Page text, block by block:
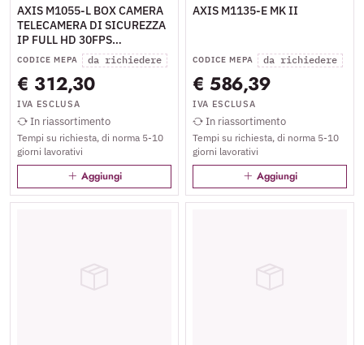
AXIS M1055-L BOX CAMERA
TELECAMERA DI SICUREZZA
IP FULL HD 30FPS
MICROFONO E
ALTOPARLANTI
INCORPORATI LETTORE DI
SCHEDE MICRO SD PORTA
MODALITA GIORNO NOTTE
BIANCO
CODICE MEPA da richiedere
€ 312,30
IVA ESCLUSA
In riassortimento
Tempi su richiesta, di norma 5-10
giorni lavorativi
Aggiungi
AXIS M1135-E MK II
CODICE MEPA da richiedere
€ 586,39
IVA ESCLUSA
In riassortimento
Tempi su richiesta, di norma 5-10
giorni lavorativi
Aggiungi